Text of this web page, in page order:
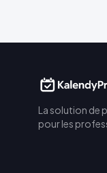
La solution de
pour les